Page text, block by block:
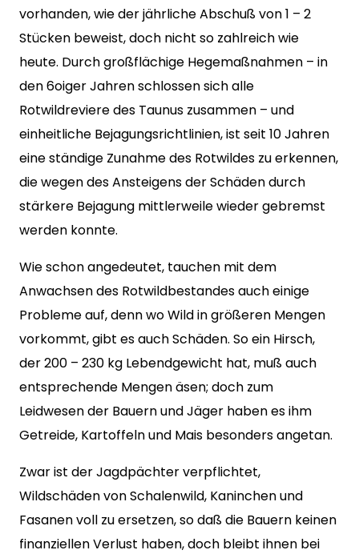
vorhanden, wie der jährliche Abschuß von 1 – 2
Stücken beweist, doch nicht so zahlreich wie
heute. Durch großflächige Hegemaßnahmen – in
den 6oiger Jahren schlossen sich alle
Rotwildreviere des Taunus zusammen – und
einheitliche Bejagungsrichtlinien, ist seit 10 Jahren
eine ständige Zunahme des Rotwildes zu erkennen,
die wegen des Ansteigens der Schäden durch
stärkere Bejagung mittlerweile wieder gebremst
werden konnte.
Wie schon angedeutet, tauchen mit dem
Anwachsen des Rotwildbestandes auch einige
Probleme auf, denn wo Wild in größeren Mengen
vorkommt, gibt es auch Schäden. So ein Hirsch,
der 200 – 230 kg Lebendgewicht hat, muß auch
entsprechende Mengen äsen; doch zum
Leidwesen der Bauern und Jäger haben es ihm
Getreide, Kartoffeln und Mais besonders angetan.
Zwar ist der Jagdpächter verpflichtet,
Wildschäden von Schalenwild, Kaninchen und
Fasanen voll zu ersetzen, so daß die Bauern keinen
finanziellen Verlust haben, doch bleibt ihnen bei